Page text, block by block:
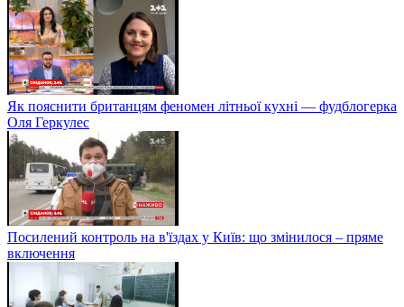
Як пояснити британцям феномен літньої кухні — фудблогерка
Оля Геркулес
Посилений контроль на в'їздах у Київ: що змінилося – пряме
включення